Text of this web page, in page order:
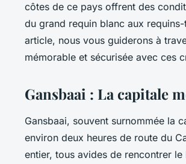
côtes de ce pays offrent des
du grand requin blanc aux
article, nous vous guiderons à
mémorable et sécurisée avec ces
Gansbaai : La capitale
Gansbaai, souvent surnommée la
environ deux heures de route du
entier, tous avides de rencontrer le